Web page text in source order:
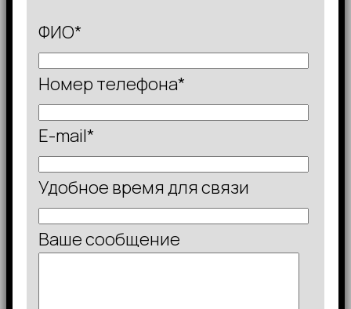
ФИО*
Номер телефона*
E-mail*
Удобное время для связи
Ваше сообщение